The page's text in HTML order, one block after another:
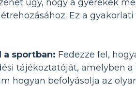
úgy, hogy a gyerekek
Ez a
a sportban: Fedezze fel,
tájékoztatóját, amelyben
hogyan befolyásolja az